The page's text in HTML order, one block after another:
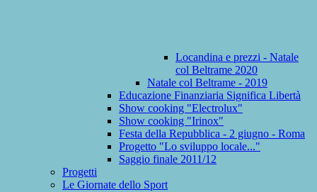
Locandina e prezzi - Natale
col Beltrame 2020
Natale col Beltrame - 2019
Educazione Finanziaria Significa Libertà
Show cooking "Electrolux"
Show cooking "Irinox"
Festa della Repubblica - 2 giugno - Roma
Progetto "Lo sviluppo locale..."
Saggio finale 2011/12
Progetti
Le Giornate dello Sport